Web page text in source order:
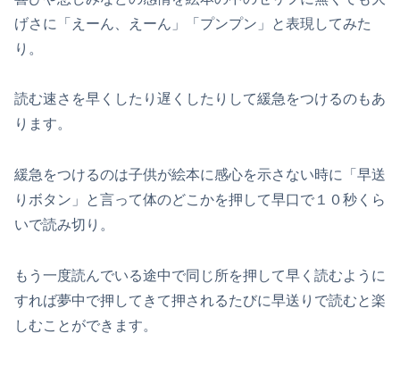
げさに「えーん、えーん」「プンプン」と表現してみた
り。
読む速さを早くしたり遅くしたりして緩急をつけるのもあ
ります。
緩急をつけるのは子供が絵本に感心を示さない時に「早送
りボタン」と言って体のどこかを押して早口で１０秒くら
いで読み切り。
もう一度読んでいる途中で同じ所を押して早く読むように
すれば夢中で押してきて押されるたびに早送りで読むと楽
しむことができます。